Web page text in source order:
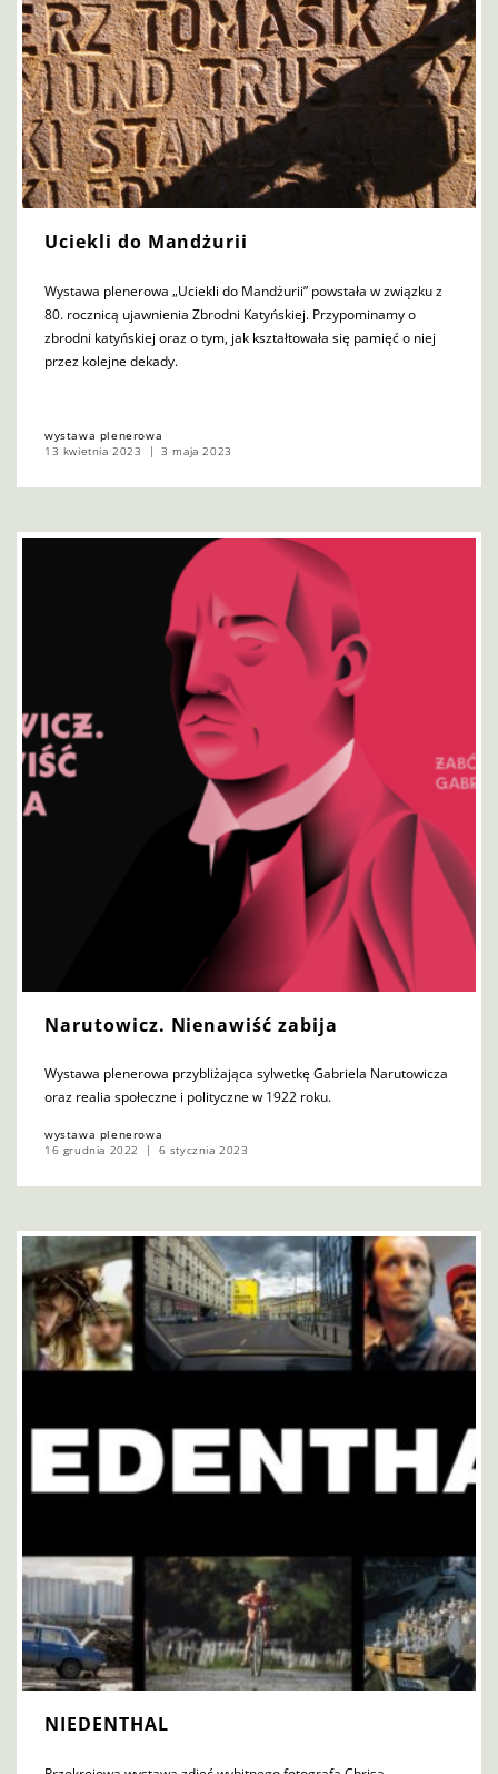
Uciekli do Mandżurii
Wystawa plenerowa „Uciekli do Mandżurii” powstała w związku z
80. rocznicą ujawnienia Zbrodni Katyńskiej. Przypominamy o
zbrodni katyńskiej oraz o tym, jak kształtowała się pamięć o niej
przez kolejne dekady.
wystawa plenerowa
13 kwietnia 2023
3 maja 2023
Narutowicz. Nienawiść zabija
Wystawa plenerowa przybliżająca sylwetkę Gabriela Narutowicza
oraz realia społeczne i polityczne w 1922 roku.
wystawa plenerowa
16 grudnia 2022
6 stycznia 2023
NIEDENTHAL